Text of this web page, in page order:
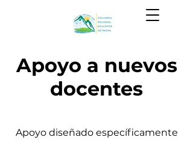
Apoyo a nuevos
docentes
Apoyo diseñado específicamente